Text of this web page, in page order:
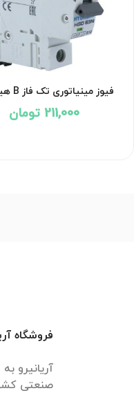
فیوز مینیاتوری تک فاز B هیوندای
211,000 تومان
فروشگاه
آریانیرو